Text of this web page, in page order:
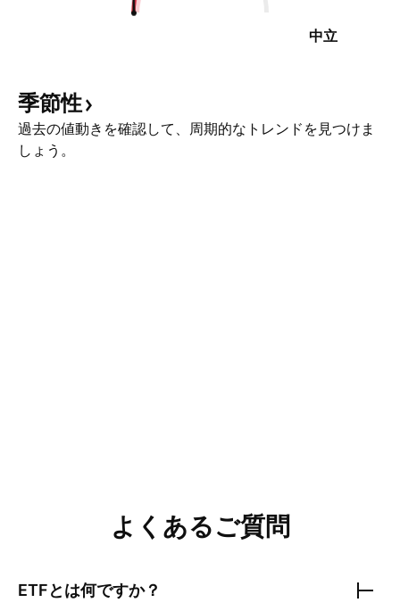
中立
季節性
過去の値動きを確認して、周期的なトレンドを見つけま
しょう。
よくあるご質問
ETFとは何ですか？